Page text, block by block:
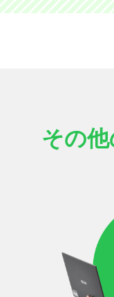
その